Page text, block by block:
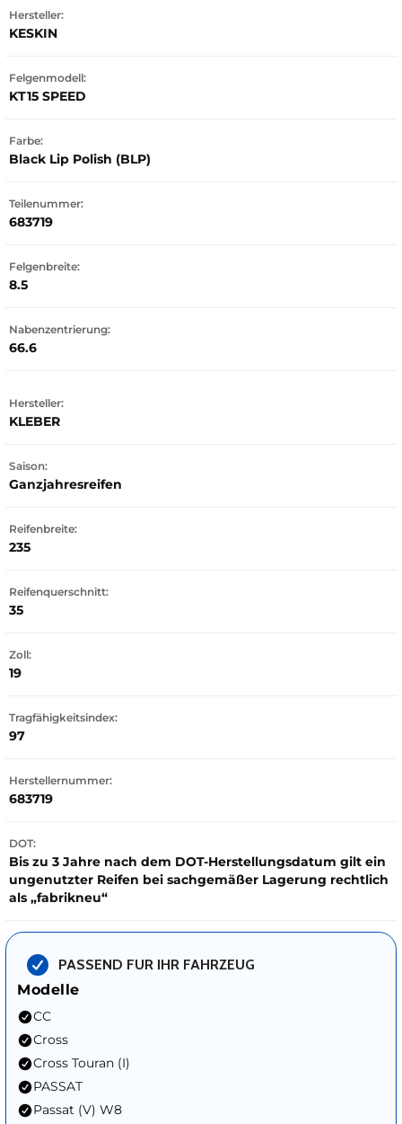
Hersteller:
KESKIN
Felgenmodell:
KT15 SPEED
Farbe:
Black Lip Polish (BLP)
Teilenummer:
683719
Felgenbreite:
8.5
Nabenzentrierung:
66.6
Hersteller:
KLEBER
Saison:
Ganzjahresreifen
Reifenbreite:
235
Reifenquerschnitt:
35
Zoll:
19
Tragfähigkeitsindex:
97
Herstellernummer:
683719
DOT:
Bis zu 3 Jahre nach dem DOT-Herstellungsdatum gilt ein
ungenutzter Reifen bei sachgemäßer Lagerung rechtlich
als „fabrikneu“
PASSEND FUR IHR FAHRZEUG
Modelle
CC
Cross
Cross Touran (I)
PASSAT
Passat (V) W8